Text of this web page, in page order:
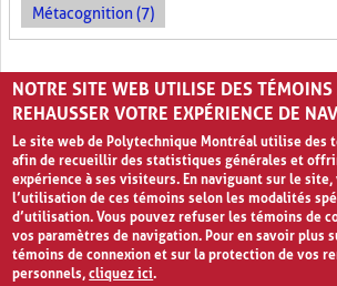
Métacognition (7)
PAGES
« ‹ 1 2 3
NOTRE SITE WEB UTILISE DES TÉMOINS
REHAUSSER VOTRE EXPÉRIENCE DE
Le site web de Polytechnique Montréal utilise des
afin de recueillir des statistiques générales et
expérience à ses visiteurs. En naviguant sur le site,
l’utilisation de ces témoins selon les modalités
d’utilisation. Vous pouvez refuser les témoins de
vos paramètres de navigation. Pour en savoir plus
témoins de connexion et sur la protection de vos
personnels,cliquez ici.